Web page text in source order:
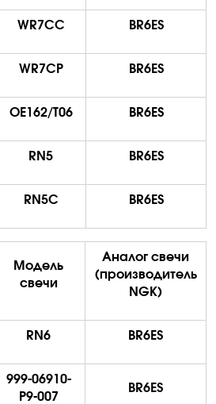
WR7CC BR6ES
WR7CP BR6ES
OE162/T06 BR6ES
RN5 BR6ES
RN5C BR6ES
Модель
свечи
Аналог свечи
(производитель
NGK)
RN6 BR6ES
999-06910-
P9-007
BR6ES